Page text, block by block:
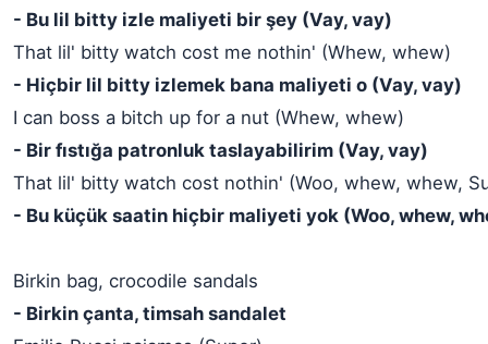
- Bu lil bitty izle maliyeti bir şey (Vay, vay)
That lil' bitty watch cost me nothin' (Whew, whew)
- Hiçbir lil bitty izlemek bana maliyeti o (Vay, vay)
I can boss a bitch up for a nut (Whew, whew)
- Bir fıstığa patronluk taslayabilirim (Vay, vay)
That lil' bitty watch cost nothin' (Woo, whew, whew,
- Bu küçük saatin hiçbir maliyeti yok (Woo, whew,
Birkin bag, crocodile sandals
- Birkin çanta, timsah sandalet